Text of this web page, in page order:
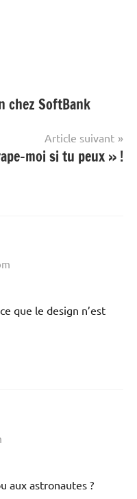
chez SoftBank
Article suivant
moi si tu peux » !
que le design n’est
aux astronautes ?